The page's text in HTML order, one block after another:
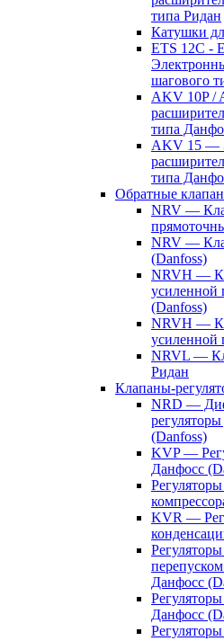
типа Ридан
Катушки
ETS 12C -
шагового
AKV 10P /
типа
AKV 15 —
типа
Обратные
NRV —
NRV —
(Danfoss)
NRVH —
усиленной
(Danfoss)
NRVH —
усиленной
NRVL —
Ридан
Клапаны-
NRD —
(Danfoss)
KVP —
Данфосс
KVR —
Данфосс
Данфосс